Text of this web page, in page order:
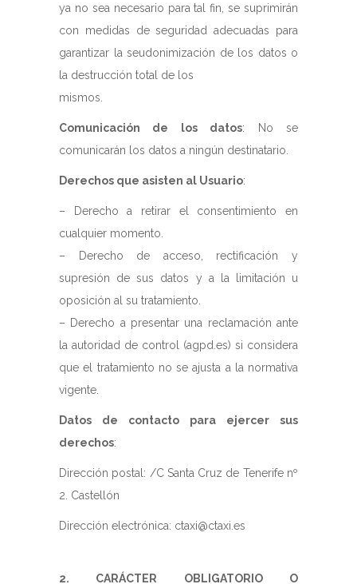
ya no sea necesario para tal fin, se suprimirán
con medidas de seguridad adecuadas para
garantizar la seudonimización de los datos o
la destrucción total de los
mismos.
Comunicación de los datos: No se
comunicarán los datos a ningún destinatario.
Derechos que asisten al Usuario:
– Derecho a retirar el consentimiento en
cualquier momento.
– Derecho de acceso, rectificación y
supresión de sus datos y a la limitación u
oposición al su tratamiento.
– Derecho a presentar una reclamación ante
la autoridad de control (agpd.es) si considera
que el tratamiento no se ajusta a la normativa
vigente.
Datos de contacto para ejercer sus
derechos:
Dirección postal: /C Santa Cruz de Tenerife nº
2. Castellón
Dirección electrónica: ctaxi@ctaxi.es
2. CARÁCTER OBLIGATORIO O